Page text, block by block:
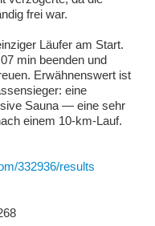
frei war.
Läufer am Start.
min beenden und
Erwähnenswert ist
eine
Sauna — eine sehr
einem 10-km-Lauf.
332936/results